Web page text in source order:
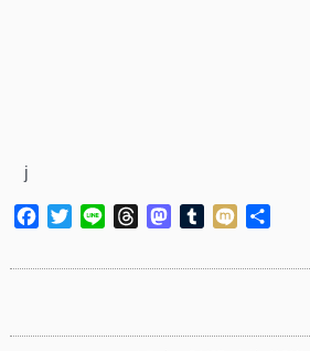
j
Facebook
TwitterLine ThreadsMastodon
Tumblr
Mixi